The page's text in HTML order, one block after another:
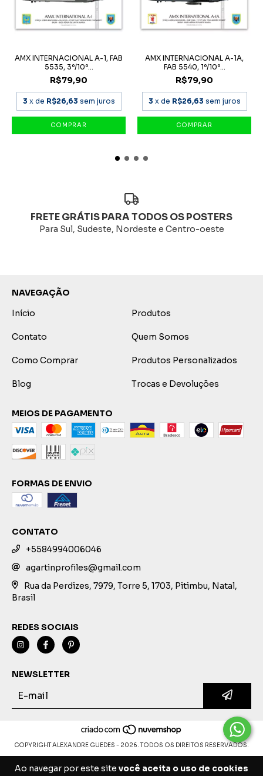
Ao navegar por este site você aceita o uso de cookies
AMX INTERNACIONAL A-1, FAB
5535, 3º/10º...
R$79,90
3 x de R$26,63 sem juros
AMX INTERNACIONAL A-1A,
FAB 5540, 1º/10º...
R$79,90
3 x de R$26,63 sem juros
FRETE GRÁTIS PARA TODOS OS POSTERS
Para Sul, Sudeste, Nordeste e Centro-oeste
NAVEGAÇÃO
Início
Produtos
Contato Quem Somos
Como Comprar Produtos Personalizados
Blog Trocas e Devoluções
MEIOS DE PAGAMENTO
FORMAS DE ENVIO
CONTATO
+5584994006046
agartinprofiles@gmail.com
Rua da Perdizes, 7979, Torre 5, 1703, Pitimbu, Natal,
Brasil
REDES SOCIAIS
NEWSLETTER
COPYRIGHT ALEXANDRE GUEDES - 2026. TODOS OS DIREITOS RESERVADOS.